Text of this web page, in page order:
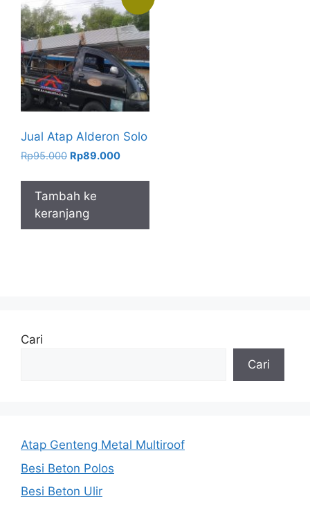
Jual Atap Alderon Solo
Rp95.000 Harga
adalah:
Rp95.000.
Rp89.000Harga
ini
Tambah ke
keranjang
Cari
Cari
Atap Genteng Metal Multiroof
Besi Beton Polos
Besi Beton Ulir